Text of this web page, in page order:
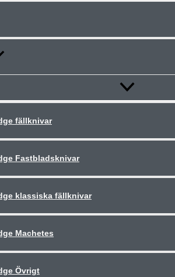
Slå
meny
fällknivar
Fastbladsknivar
klassiska fällknivar
Machetes
Övrigt